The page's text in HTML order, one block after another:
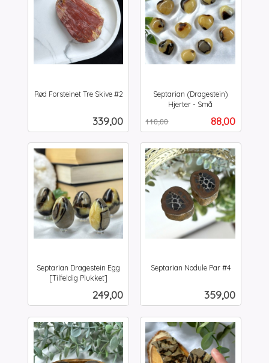
Rød Forsteinet Tre Skive #2
Pris
339,00
Septarian (Dragestein)
Hjerter - Små
Tilbud
88,00
110,00
mva.
Septarian Dragestein Egg
[Tilfeldig Plukket]
Pris
249,00
Septarian Nodule Par #4
Pris
359,00